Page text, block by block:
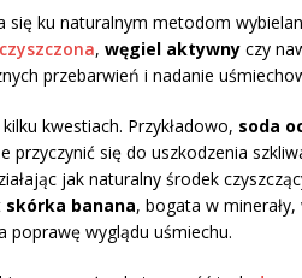
się ku naturalnym metodom
, węgiel aktywny czy
przebarwień i nadanie
kwestiach. Przykładowo, soda
przyczynić się do uszkodzenia
jak naturalny środek
skórka banana, bogata w
wyglądu uśmiechu.